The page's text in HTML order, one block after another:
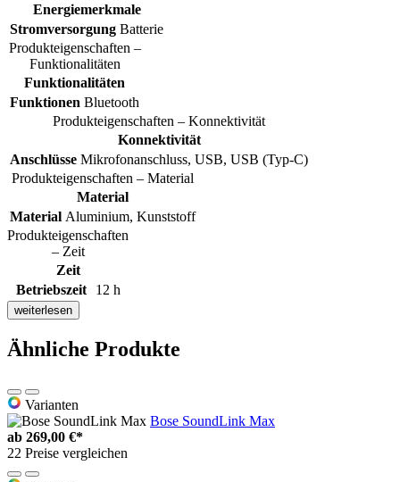
Energiemerkmale
Stromversorgung Batterie
Produkteigenschaften –
Funktionalitäten
Funktionalitäten
Funktionen Bluetooth
Produkteigenschaften – Konnektivität
Konnektivität
Anschlüsse Mikrofonanschluss, USB, USB (Typ-C)
Produkteigenschaften – Material
Material
Material Aluminium, Kunststoff
Produkteigenschaften
– Zeit
Zeit
Betriebszeit
12 h
weiterlesen
Ähnliche Produkte
Varianten
Bose SoundLink Max
ab 269,00 €*
22 Preise vergleichen